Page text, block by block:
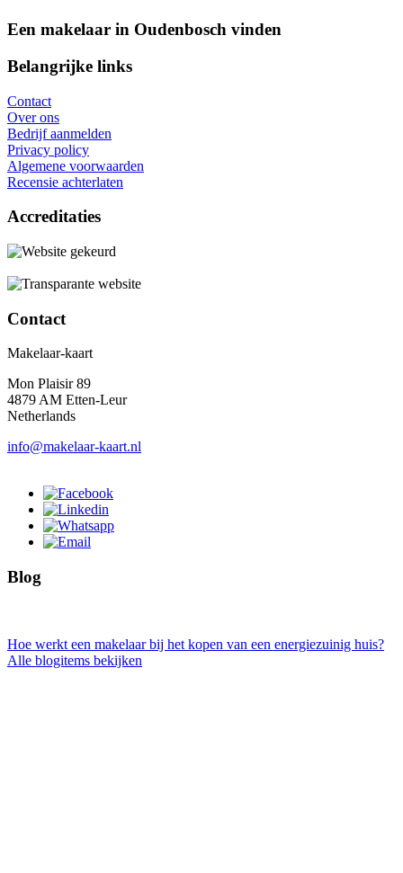
Een makelaar in Oudenbosch vinden
Belangrijke links
Contact
Over ons
Bedrijf aanmelden
Privacy policy
Algemene voorwaarden
Recensie achterlaten
Accreditaties
Contact
Makelaar-kaart
Mon Plaisir 89
4879 AM Etten-Leur
Netherlands
info@makelaar-kaart.nl
Blog
Hoe werkt een makelaar bij het kopen van een energiezuinig huis?
Alle blogitems bekijken